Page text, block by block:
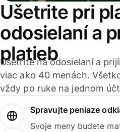
Ušetrite pri
odosielaní a
platieb
Ušetrite na odosielaní a
viac ako 40 menách.
vždy po ruke na jednom
Spravujte peniaze
Svoje meny budete